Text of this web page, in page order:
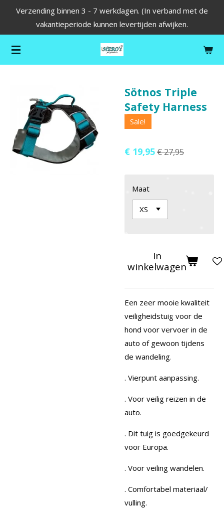
de
hoofdinhoud
Verzending binnen 3 - 7 werkdagen. (In verband met de
vakantieperiode kunnen levertijden afwijken.
Sötnos Triple
Safety Harness
Sale!
€ 19,95€ 27,95
Maat
In
winkelwagen
Een zeer mooie kwaliteit
veiligheidstuig voor de
hond voor vervoer in de
auto of gewoon tijdens
de wandeling.
. Vierpunt aanpassing.
. Voor veilig reizen in de
auto.
. Dit tuig is goedgekeurd
voor Europa.
. Voor veiling wandelen.
. Comfortabel materiaal/
vulling.